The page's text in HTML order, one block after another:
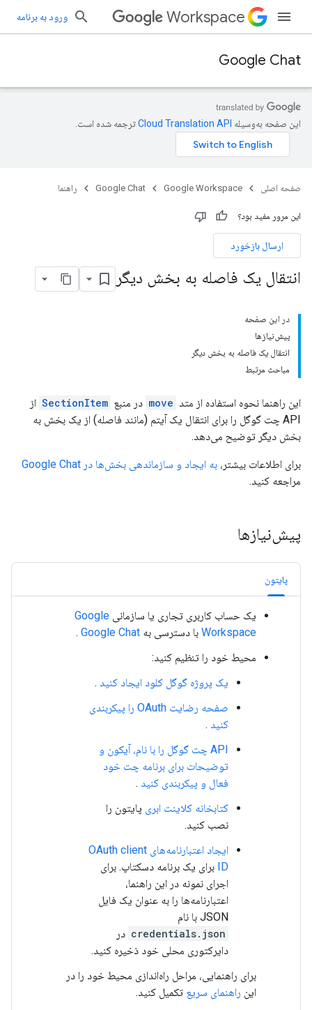
Workspace ورود به برنامه
Google Chat
این صفحه به‌وسیله ترجمه شده است.
صفحه اصلی Google Workspace
Google Chat راهنما
این مرور مفید بود؟
ارسال بازخورد
انتقال یک فاصله به بخش دیگر
در این صفحه
پیش‌نیازها
انتقال یک فاصله به بخش دیگر
مباحث مرتبط
این راهنما نحوه استفاده از متد move در منبع SectionItem از
API چت گوگل را برای انتقال یک آیتم (مانند فاصله) از یک بخش به
بخش دیگر توضیح می‌دهد.
برای اطلاعات بیشتر، به ایجاد و سازماندهی بخش‌ها در Google Chat
مراجعه کنید.
پیش‌نیازها
پایتون
یک حساب کاربری تجاری یا سازمانی Google
Workspace با دسترسی به Google Chat
.
محیط خود را تنظیم کنید:
یک پروژه گوگل کلود ایجاد کنید .
صفحه رضایت OAuth را پیکربندی
کنید .
API چت گوگل را با نام، آیکون و
توضیحات برای برنامه چت خود
فعال و پیکربندی کنید .
کتابخانه کلاینت ابری پایتون را
نصب کنید.
ایجاد اعتبارنامه‌های OAuth client
ID برای یک برنامه دسکتاپ. برای
اجرای نمونه در این راهنما،
اعتبارنامه‌ها را به عنوان یک فایل
JSON با نام
credentials.json در
دایرکتوری محلی خود ذخیره کنید.
برای راهنمایی، مراحل راه‌اندازی محیط خود را در
این راهنمای سریع تکمیل کنید.